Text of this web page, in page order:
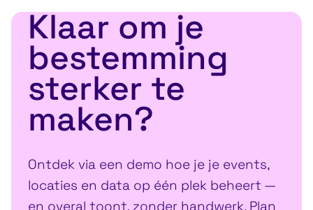
Klaar om je
bestemming
sterker te
maken?
Ontdek via een demo hoe je je events,
locaties en data op één plek beheert —
en overal toont, zonder handwerk. Plan